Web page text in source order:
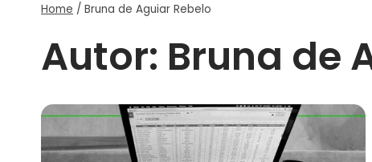
Home / Bruna de Aguiar Rebelo
Autor: Bruna de